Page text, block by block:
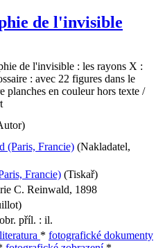
de l'invisible
de l'invisible : les rayons X :
: avec 22 figures dans le
planches en couleur hors texte /
(Paris, Francie) (Nakladatel,
Francie) (Tiskař)
C. Reinwald, 1898
příl. : il.
* fotografické dokumenty